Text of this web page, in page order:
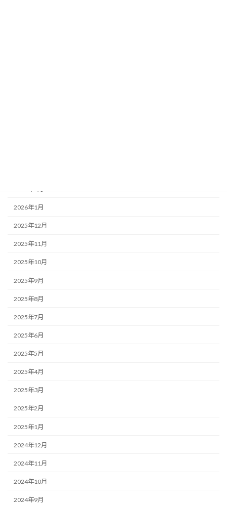
2026年1月
2025年12月
2025年11月
2025年10月
2025年9月
2025年8月
2025年7月
2025年6月
2025年5月
2025年4月
2025年3月
2025年2月
2025年1月
2024年12月
2024年11月
2024年10月
2024年9月